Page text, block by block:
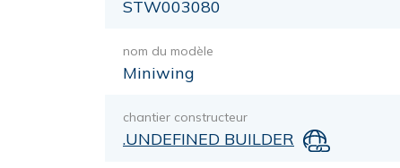
STW003080
nom du modèle
Miniwing
chantier constructeur
.UNDEFINED BUILDER